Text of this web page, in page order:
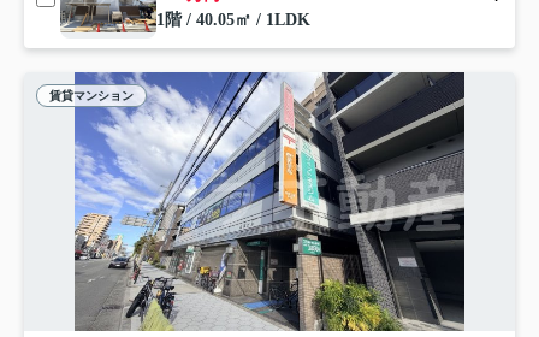
1階 / 40.05㎡ / 1LDK
賃貸マンション